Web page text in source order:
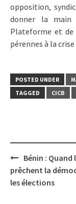
opposition,
donner la
Plateforme et de
pérennes à la
POSTED UNDER
TAGGED
CICB
Post
navigation
Bénin : Quand
prêchent la
les élections